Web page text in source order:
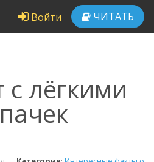
Войти ЧИТАТЬ
с лёгкими